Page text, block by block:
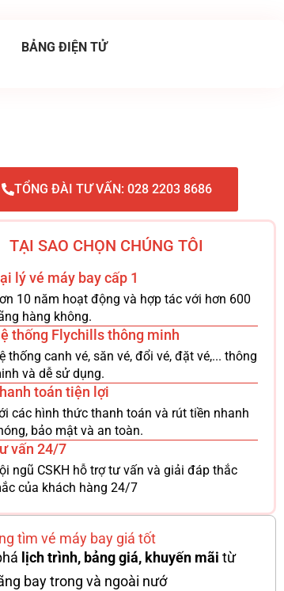
BẢNG ĐIỆN TỬ
TỔNG ĐÀI TƯ VẤN: 028 2203 8686
TẠI SAO CHỌN CHÚNG TÔI
lý vé máy bay cấp 1
10 năm hoạt động và hợp tác với hơn 600
hàng không.
thống Flychills thông minh
thống canh vé, săn vé, đổi vé, đặt vé,... thông
và dễ sử dụng.
toán tiện lợi
các hình thức thanh toán và rút tiền nhanh
bảo mật và an toàn.
vấn 24/7
ngũ CSKH hỗ trợ tư vấn và giải đáp thắc
của khách hàng 24/7
tìm vé máy bay giá tốt
lịch trình, bảng giá, khuyến mãi từ
bay trong và ngoài nướ